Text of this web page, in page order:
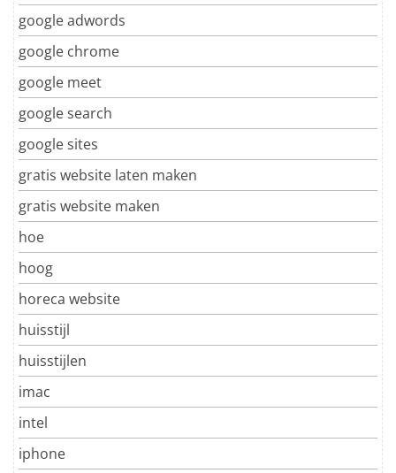
google adwords
google chrome
google meet
google search
google sites
gratis website laten maken
gratis website maken
hoe
hoog
horeca website
huisstijl
huisstijlen
imac
intel
iphone